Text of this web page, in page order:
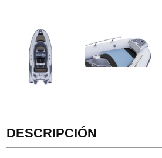
DESCRIPCIÓN